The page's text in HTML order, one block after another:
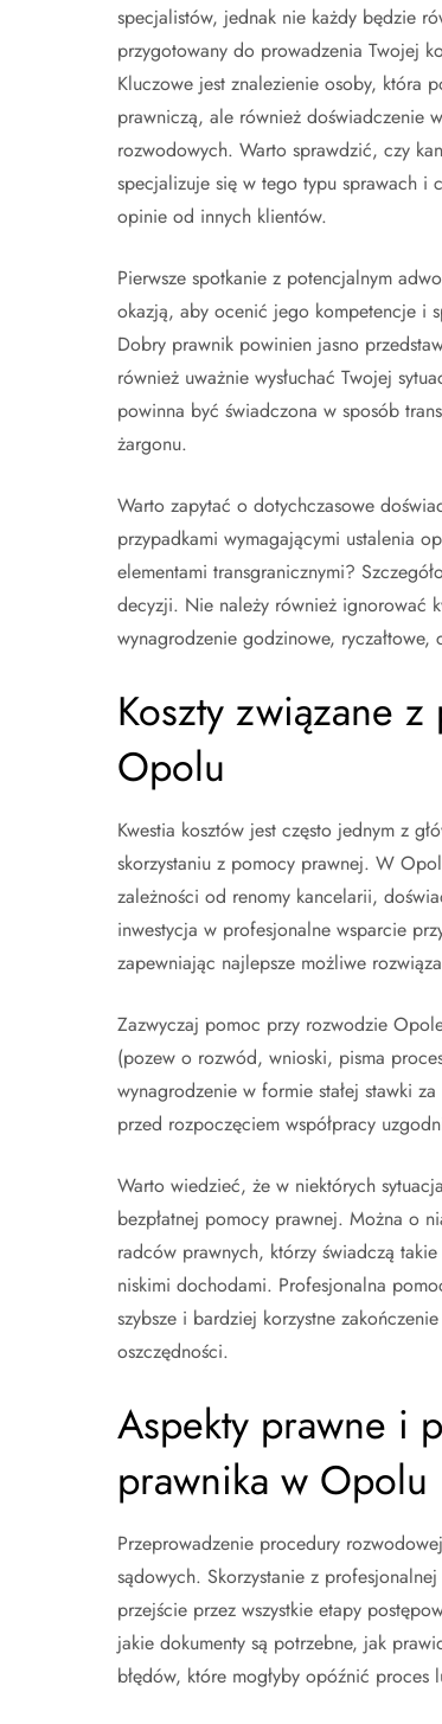
specjalistów, jednak nie każdy będzie
przygotowany do prowadzenia Twojej
Kluczowe jest znalezienie osoby, która
prawniczą, ale również doświadczenie
rozwodowych. Warto sprawdzić, czy
specjalizuje się w tego typu sprawach i
opinie od innych klientów.
Pierwsze spotkanie z potencjalnym
okazją, aby ocenić jego kompetencje i
Dobry prawnik powinien jasno
również uważnie wysłuchać Twojej
powinna być świadczona w sposób
żargonu.
Warto zapytać o dotychczasowe
przypadkami wymagającymi ustalenia
elementami transgranicznymi?
decyzji. Nie należy również ignorować
wynagrodzenie godzinowe,
Koszty związane
Opolu
Kwestia kosztów jest często jednym z
skorzystaniu z pomocy prawnej. W
zależności od renomy kancelarii,
inwestycja w profesjonalne wsparcie
zapewniając najlepsze możliwe
Zazwyczaj pomoc przy rozwodzie
(pozew o rozwód, wnioski, pisma
wynagrodzenie w formie stałej stawki
przed rozpoczęciem współpracy
Warto wiedzieć, że w niektórych
bezpłatnej pomocy prawnej. Można o
radców prawnych, którzy świadczą
niskimi dochodami. Profesjonalna
szybsze i bardziej korzystne
oszczędności.
Aspekty prawne i
prawnika w Opolu
Przeprowadzenie procedury
sądowych. Skorzystanie z
przejście przez wszystkie etapy
jakie dokumenty są potrzebne, jak
błędów, które mogłyby opóźnić